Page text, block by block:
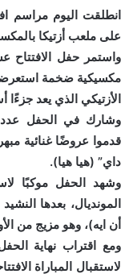
على ملعب أزتيكا
واستمر حفل الافتتاح
مكسيكية ضخمة
الأزتيكي الذي يعد
وشارك في الحفل عدد
قدموا عروضًا غنائية
داي” (هيا هيا).
أن ايه)، وهو مزيج من
ومع اقتراب نهاية
لاستقبال المباراة